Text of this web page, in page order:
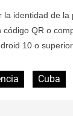
la identidad de
código QR o
10 o superior.
Cuba